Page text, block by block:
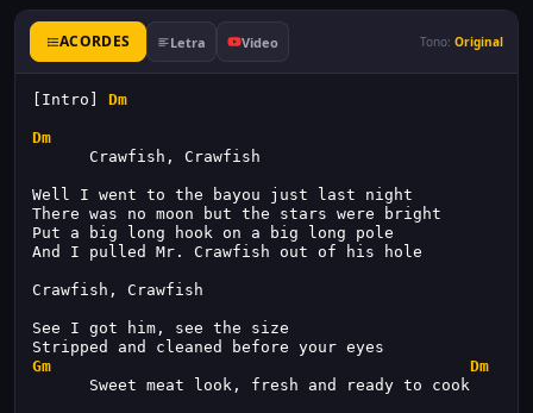
ACORDES Letra Video Tono: Original
[Intro] Dm
Dm
Crawfish, Crawfish
Well I went to the bayou just last night
There was no moon but the stars were bright
Put a big long hook on a big long pole
And I pulled Mr. Crawfish out of his hole
Crawfish, Crawfish
See I got him, see the size
Stripped and cleaned before your eyes
Gm
Dm
Sweet meat look, fresh and ready to cook